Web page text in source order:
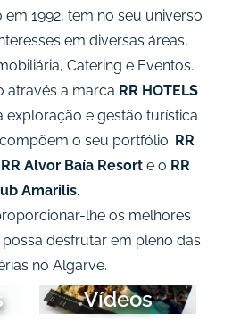
1992, tem no seu universo
em diversas áreas,
Catering e Eventos.
através a marca RR HOTELS
exploração e gestão turística
o seu portfólio: RR
RR Alvor Baía Resorte o RR
Amarilis.
lhe os melhores
desfrutar em pleno das
no Algarve.
Vídeos